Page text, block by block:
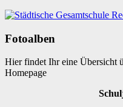
Fotoalben
Hier findet Ihr eine Übersicht
Homepage